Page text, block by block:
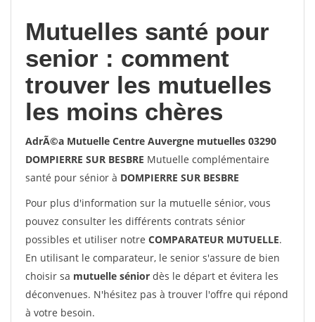
Mutuelles santé pour
senior : comment
trouver les mutuelles
les moins chères
AdrÃ©a Mutuelle Centre Auvergne mutuelles 03290
DOMPIERRE SUR BESBRE Mutuelle complémentaire
santé pour sénior à DOMPIERRE SUR BESBRE
Pour plus d'information sur la mutuelle sénior, vous
pouvez consulter les différents contrats sénior
possibles et utiliser notre COMPARATEUR MUTUELLE.
En utilisant le comparateur, le senior s'assure de bien
choisir sa mutuelle sénior dès le départ et évitera les
déconvenues. N'hésitez pas à trouver l'offre qui répond
à votre besoin.